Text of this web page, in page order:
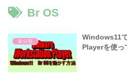
Br OS
未分類
Windows11
Playerを使っ